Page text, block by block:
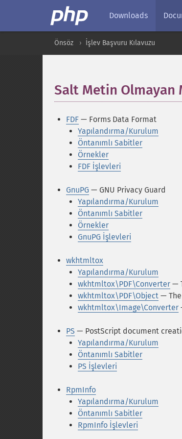
Downloads
Önsöz İşlev Başvuru Kılavuzu
Salt Metin Olmayan
FDF — Forms Data Format
Yapılandırma/Kurulum
Öntanımlı Sabitler
Örnekler
FDF İşlevleri
GnuPG — GNU Privacy Guard
Yapılandırma/Kurulum
Öntanımlı Sabitler
Örnekler
GnuPG İşlevleri
wkhtmltox
Yapılandırma/Kurulum
wkhtmltox\PDF\Converter —
wkhtmltox\PDF\Object —
wkhtmltox\Image\Converter
PS — PostScript document
Yapılandırma/Kurulum
Öntanımlı Sabitler
PS İşlevleri
RpmInfo
Yapılandırma/Kurulum
Öntanımlı Sabitler
RpmInfo İşlevleri